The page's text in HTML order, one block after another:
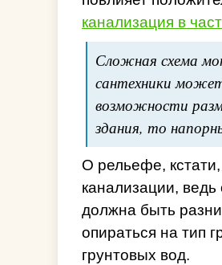
канализация в
Сложная схема
сантехники
возможности
здания, то
О рельефе,
канализации,
должна быть
опираться на тип
грунтовых вод.